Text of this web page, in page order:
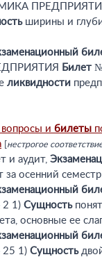
ширины и
Билет №
ликвидности
вопросы и билеты
нестрогое
и аудит,
за осенний
1) Сущность
основные ее
1) Сущность